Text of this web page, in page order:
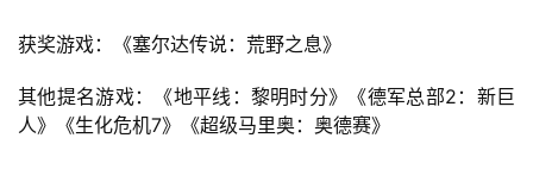
获奖游戏：《塞尔达传说：荒野之息》
其他提名游戏：《地平线：黎明时分》《德军总部2：新巨
人》《生化危机7》《超级马里奥：奥德赛》